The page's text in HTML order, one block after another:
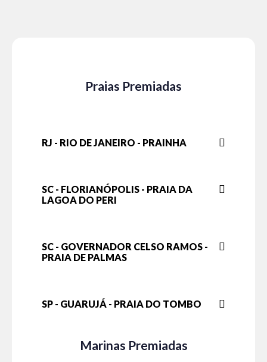
Praias Premiadas
RJ - RIO DE JANEIRO - PRAINHA
SC - FLORIANÓPOLIS - PRAIA DA
LAGOA DO PERI
SC - GOVERNADOR CELSO RAMOS -
PRAIA DE PALMAS
SP - GUARUJÁ - PRAIA DO TOMBO
Marinas Premiadas